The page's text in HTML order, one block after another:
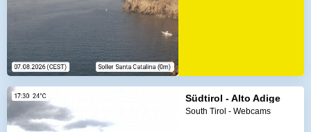
Südtirol - Alto Adige
South Tirol - Webcams